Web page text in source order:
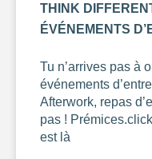
THINK
ÉVÉNEMENTS
Tu n’arrives pas à
événements
Afterwork, repas
pas !
est là